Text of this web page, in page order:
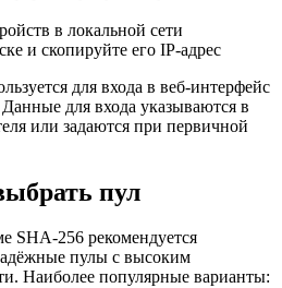
в локальной сети
и скопируйте его IP-адрес
для входа в веб-интерфейс
Данные для входа указываются в
или задаются при первичной
пул
SHA-256 рекомендуется
пулы с высоким
Наиболее популярные варианты: